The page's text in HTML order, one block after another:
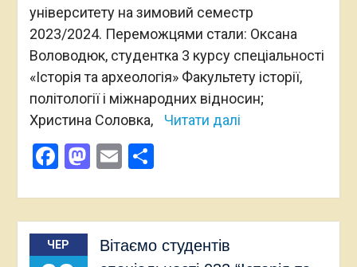
університету на зимовий семестр
2023/2024. Переможцями стали: Оксана
Воловодюк, студентка 3 курсу спеціальності
«Історія та археологія» Факультету історії,
політології і міжнародних відносин;
Христина Соловка,
Читати далі
Facebook
Mastodon
EmailПоділитися
ЧЕР
Вітаємо студентів